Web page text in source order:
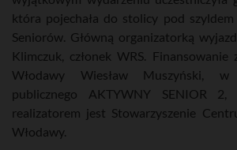
która pojechała do stolicy pod szyldem
Seniorów. Główną organizatorką
Klimczuk, członek WRS. Finansowanie
Włodawy Wiesław Muszyński,
publicznego AKTYWNY SENIOR 2,
realizatorem jest Stowarzyszenie
Włodawy.